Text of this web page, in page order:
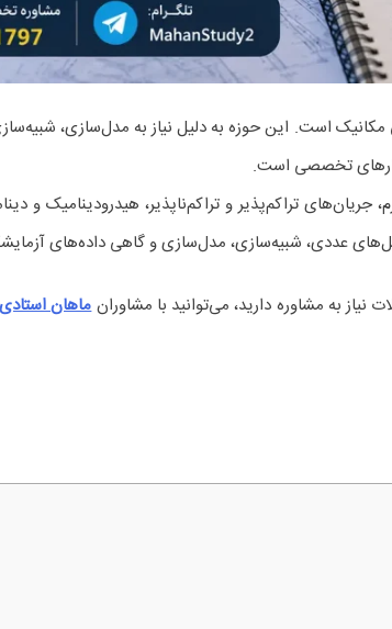
تخصصی است.
تراکم‌پذیر و تراکم‌ناپذیر، هیدرودینامیک و
عددی، شبیه‌سازی، مدل‌سازی و گاهی داده‌های
نیاز به مشاوره دارید، می‌توانید با مشاورانماهان استادی